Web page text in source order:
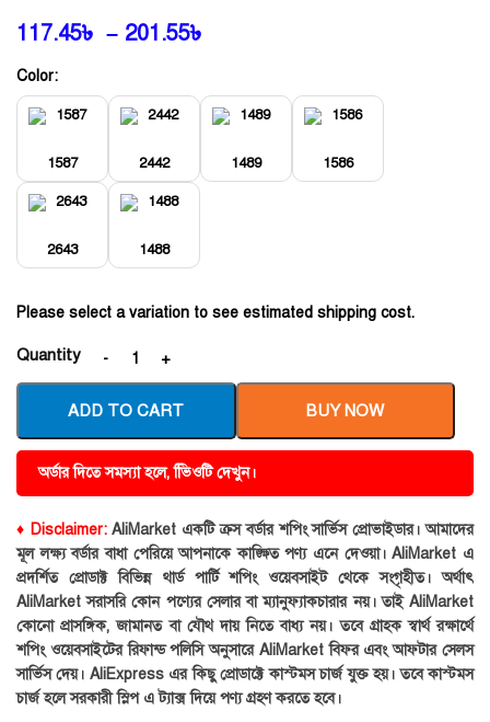
117.45৳ – 201.55৳
Color:
1587 2442 1489 1586
2643 1488
Please select a variation to see estimated shipping cost.
Quantity
ADD TO CART BUY NOW
অর্ডার দিতে সমস্যা হলে, ভিিওটি দেখুন।
♦ Disclaimer:AliMarket একটি ক্রস বর্ডার শপিং সার্ভিস প্রোভাইডার। আমাদের
মূল লক্ষ্য বর্ডার বাধা পেরিয়ে আপনাকে কাঙ্ক্ষিত পণ্য এনে দেওয়া। AliMarket এ
প্রদর্শিত প্রোডাক্ট বিভিন্ন থার্ড পার্টি শপিং ওয়েবসাইট থেকে সংগৃহীত। অর্থাৎ
AliMarket সরাসরি কোন পণ্যের সেলার বা ম্যানুফ্যাকচারার নয়। তাই AliMarket
কোনো প্রাসঙ্গিক, জামানত বা যৌথ দায় নিতে বাধ্য নয়। তবে গ্রাহক স্বার্থ রক্ষার্থে
শপিং ওয়েবসাইটের রিফান্ড পলিসি অনুসারে AliMarket বিফর এবং আফটার সেলস
সার্ভিস দেয়। AliExpress এর কিছু প্রোডাক্টে কাস্টমস চার্জ যুক্ত হয়। তবে কাস্টমস
চার্জ হলে সরকারী স্লিপ এ ট্যাক্স দিয়ে পণ্য গ্রহণ করতে হবে।